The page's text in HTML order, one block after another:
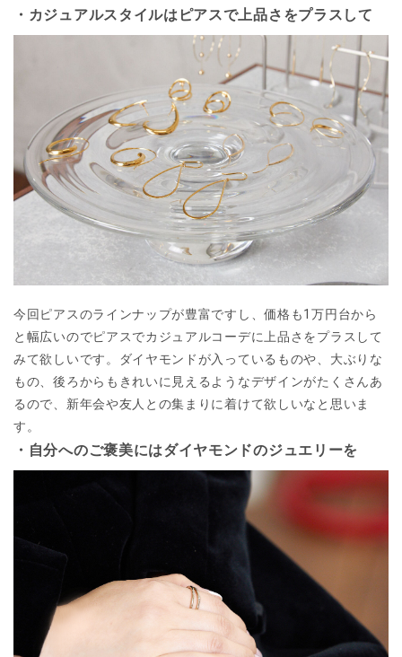
・カジュアルスタイルはピアスで上品さをプラスして
今回ピアスのラインナップが豊富ですし、価格も1万円台から
と幅広いのでピアスでカジュアルコーデに上品さをプラスして
みて欲しいです。ダイヤモンドが入っているものや、大ぶりな
もの、後ろからもきれいに見えるようなデザインがたくさんあ
るので、新年会や友人との集まりに着けて欲しいなと思いま
す。
・自分へのご褒美にはダイヤモンドのジュエリーを